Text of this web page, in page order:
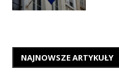
NAJNOWSZE ARTYKUŁY